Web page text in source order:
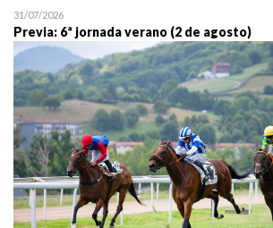
31/07/2026
Previa: 6ª jornada verano (2 de agosto)